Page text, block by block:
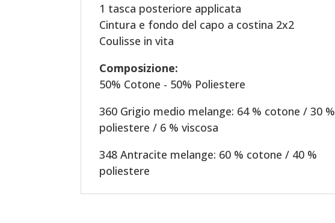
1 tasca posteriore applicata
Cintura e fondo del capo a costina 2x2
Coulisse in vita
Composizione:
50% Cotone - 50% Poliestere
360 Grigio medio melange: 64 % cotone / 30 %
poliestere / 6 % viscosa
348 Antracite melange: 60 % cotone / 40 %
poliestere